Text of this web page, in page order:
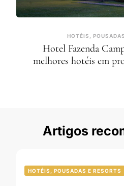
HOTÉIS,
Hotel Fazenda
melhores hotéis em
Artigos
HOTÉIS, POUSADAS E RESORTS